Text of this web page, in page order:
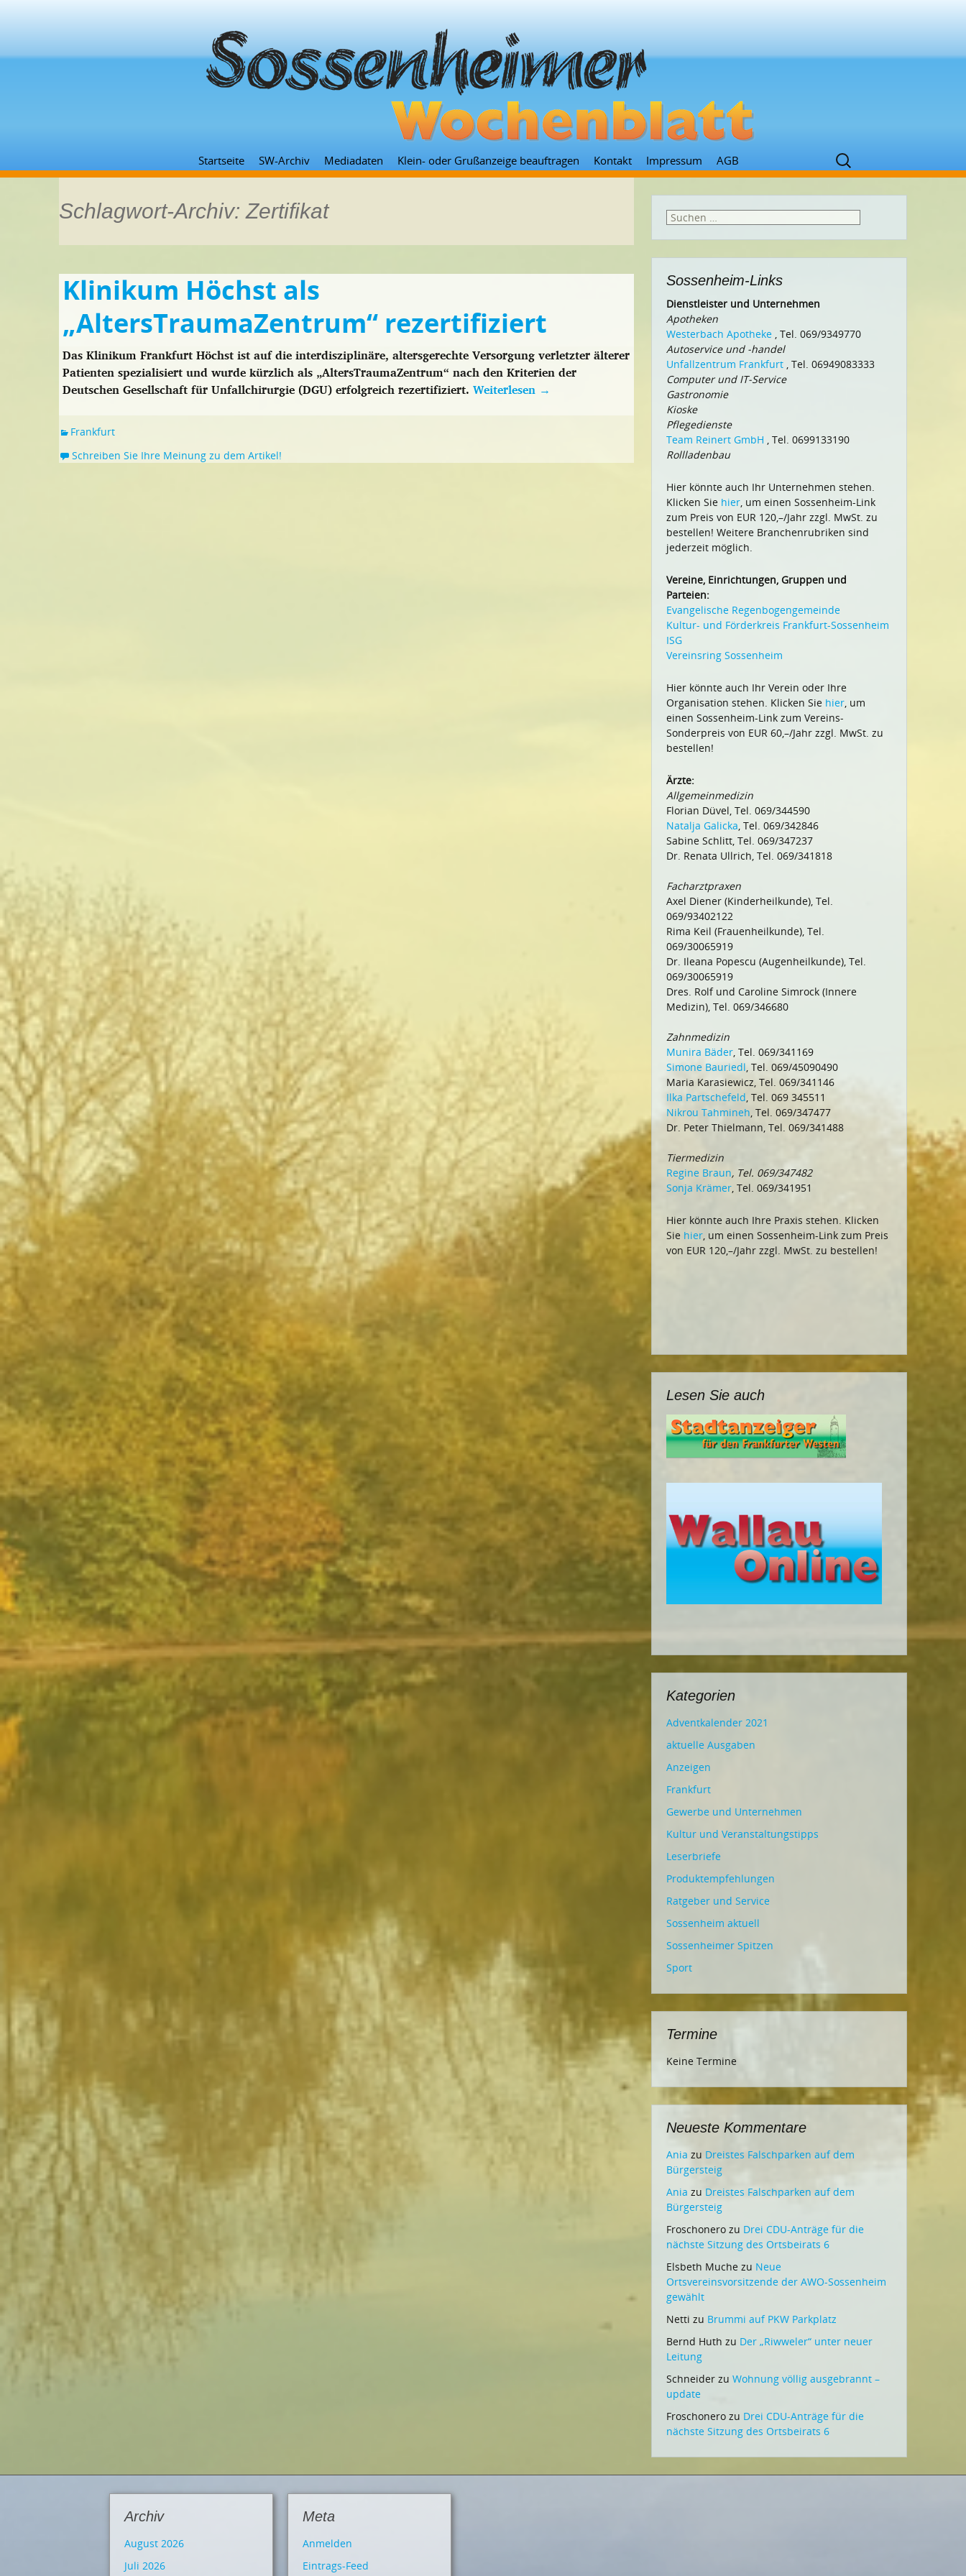
Zum
Inhalt
Startseite SW-Archiv Mediadaten Klein- oder Grußanzeige beauftragen Kontakt Impressum AGB
Suchen
nach:
Schlagwort-Archiv: Zertifikat
Klinikum Höchst als
„AltersTraumaZentrum“ rezertifiziert
Das Klinikum Frankfurt Höchst ist auf die interdisziplinäre, altersgerechte Versorgung verletzter älterer
Patienten spezialisiert und wurde kürzlich als „AltersTraumaZentrum“ nach den Kriterien der
Deutschen Gesellschaft für Unfallchirurgie (DGU) erfolgreich rezertifiziert. Weiterlesen →
Frankfurt
Schreiben Sie Ihre Meinung zu dem Artikel!
Suchen
Sossenheim-Links
Dienstleister und Unternehmen
Apotheken
Westerbach Apotheke , Tel. 069/9349770
Autoservice und -handel
Unfallzentrum Frankfurt , Tel. 06949083333
Computer und IT-Service
Gastronomie
Kioske
Pflegedienste
Team Reinert GmbH , Tel. 0699133190
Rollladenbau
Hier könnte auch Ihr Unternehmen stehen.
Klicken Sie hier, um einen Sossenheim-Link
zum Preis von EUR 120,–/Jahr zzgl. MwSt. zu
bestellen! Weitere Branchenrubriken sind
jederzeit möglich.
Vereine, Einrichtungen, Gruppen und
Parteien:
Evangelische Regenbogengemeinde
Kultur- und Förderkreis Frankfurt-Sossenheim
ISG
Vereinsring Sossenheim
Hier könnte auch Ihr Verein oder Ihre
Organisation stehen. Klicken Sie hier, um
einen Sossenheim-Link zum Vereins-
Sonderpreis von EUR 60,–/Jahr zzgl. MwSt. zu
bestellen!
Ärzte:
Allgemeinmedizin
Florian Düvel, Tel. 069/344590
Natalja Galicka, Tel. 069/342846
Sabine Schlitt, Tel. 069/347237
Dr. Renata Ullrich, Tel. 069/341818
Facharztpraxen
Axel Diener (Kinderheilkunde), Tel.
069/93402122
Rima Keil (Frauenheilkunde), Tel.
069/30065919
Dr. Ileana Popescu (Augenheilkunde), Tel.
069/30065919
Dres. Rolf und Caroline Simrock (Innere
Medizin), Tel. 069/346680
Zahnmedizin
Munira Bäder, Tel. 069/341169
Simone Bauriedl, Tel. 069/45090490
Maria Karasiewicz, Tel. 069/341146
Ilka Partschefeld, Tel. 069 345511
Nikrou Tahmineh, Tel. 069/347477
Dr. Peter Thielmann, Tel. 069/341488
Tiermedizin
Regine Braun, Tel. 069/347482
Sonja Krämer, Tel. 069/341951
Hier könnte auch Ihre Praxis stehen. Klicken
Sie hier, um einen Sossenheim-Link zum Preis
von EUR 120,–/Jahr zzgl. MwSt. zu bestellen!
Lesen Sie auch
Kategorien
Adventkalender 2021
aktuelle Ausgaben
Anzeigen
Frankfurt
Gewerbe und Unternehmen
Kultur und Veranstaltungstipps
Leserbriefe
Produktempfehlungen
Ratgeber und Service
Sossenheim aktuell
Sossenheimer Spitzen
Sport
Termine
Keine Termine
Neueste Kommentare
Ania zu Dreistes Falschparken auf dem
Bürgersteig
Ania zu Dreistes Falschparken auf dem
Bürgersteig
Froschonero zu Drei CDU-Anträge für die
nächste Sitzung des Ortsbeirats 6
Elsbeth Muche zu Neue
Ortsvereinsvorsitzende der AWO-Sossenheim
gewählt
Netti zu Brummi auf PKW Parkplatz
Bernd Huth zu Der „Riwweler“ unter neuer
Leitung
Schneider zu Wohnung völlig ausgebrannt –
update
Froschonero zu Drei CDU-Anträge für die
nächste Sitzung des Ortsbeirats 6
Archiv
August 2026
Juli 2026
Meta
Anmelden
Eintrags-Feed